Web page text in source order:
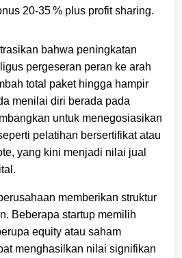
20‑35 % plus profit sharing.
bahwa peningkatan
pergeseran peran ke arah
total paket hingga hampir
menilai diri berada pada
untuk menegosiasikan
pelatihan bersertifikat atau
yang kini menjadi nilai jual
memberikan struktur
Beberapa startup memilih
equity atau saham
menghasilkan nilai signifikan